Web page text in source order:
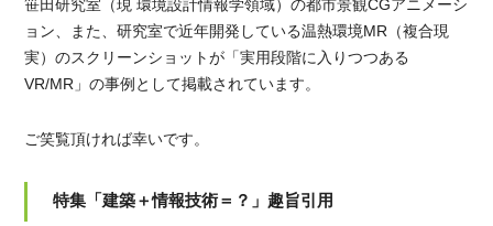
笹田研究室（現 環境設計情報学領域）の都市景観CGアニメーシ
ョン、また、研究室で近年開発している温熱環境MR（複合現
実）のスクリーンショットが「実用段階に入りつつある
VR/MR」の事例として掲載されています。
ご笑覧頂ければ幸いです。
特集「建築＋情報技術＝？」趣旨引用